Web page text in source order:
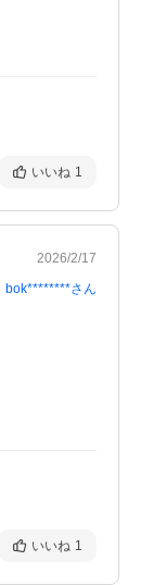
いいね 1
2026/2/17
bok********さん
いいね 1